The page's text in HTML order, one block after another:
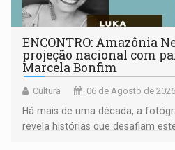
ENCONTRO: Amazônia
projeção nacional com
Marcela Bonfim
Cultura 06 de Agosto de
Há mais de uma década, a
revela histórias que desafiam